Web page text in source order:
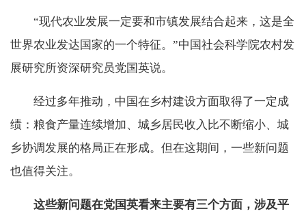
“现代农业发展一定要和市镇发展结合起来，这是全
世界农业发达国家的一个特征。”中国社会科学院农村发
展研究所资深研究员党国英说。
经过多年推动，中国在乡村建设方面取得了一定成
绩：粮食产量连续增加、城乡居民收入比不断缩小、城
乡协调发展的格局正在形成。但在这期间，一些新问题
也值得关注。
这些新问题在党国英看来主要有三个方面，涉及平